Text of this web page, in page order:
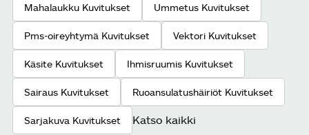
Mahalaukku Kuvitukset Ummetus Kuvitukset
Pms-oireyhtymä Kuvitukset Vektori Kuvitukset
Käsite Kuvitukset Ihmisruumis Kuvitukset
Sairaus Kuvitukset Ruoansulatushäiriöt Kuvitukset
Sarjakuva Kuvitukset Katso kaikki